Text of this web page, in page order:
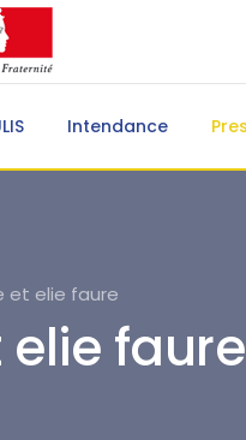
Intendance
et elie faure
elie faure